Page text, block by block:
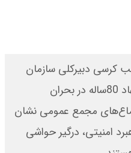
کرسی دبیرکلی سازمان
ملل در حالی آغاز شده که این نهاد 80ساله در بحران
مجمع عمومی نشان
امنیتی، درگیر حواشی